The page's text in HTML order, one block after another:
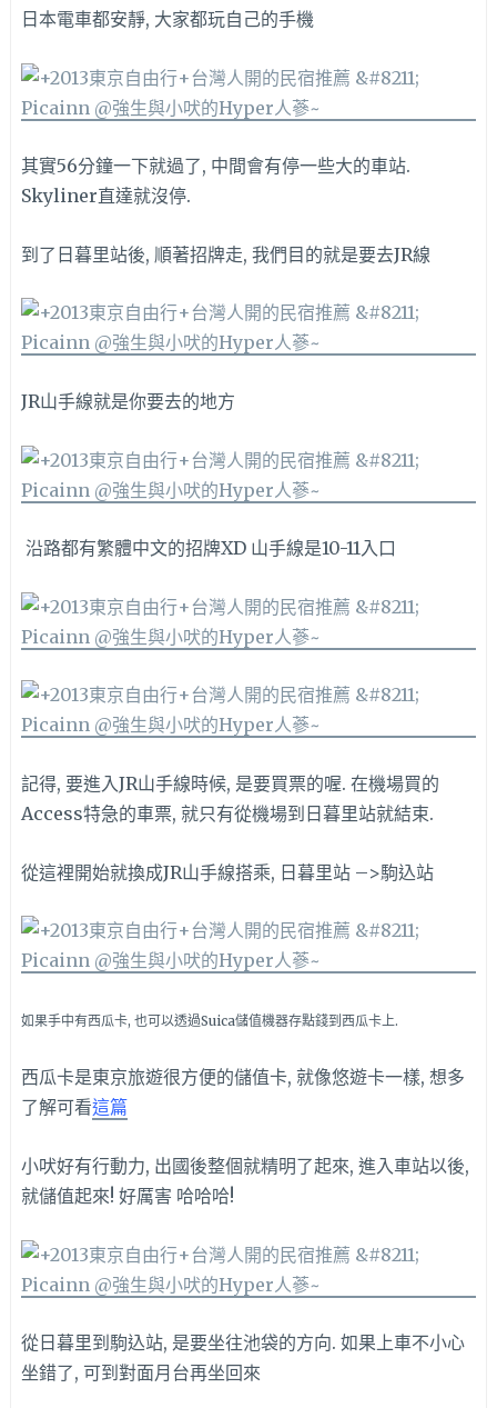
日本電車都安靜, 大家都玩自己的手機
其實56分鐘一下就過了, 中間會有停一些大的車站.
Skyliner直達就沒停.
到了日暮里站後, 順著招牌走, 我們目的就是要去JR線
JR山手線就是你要去的地方
沿路都有繁體中文的招牌XD 山手線是10-11入口
記得, 要進入JR山手線時候, 是要買票的喔. 在機場買的
Access特急的車票, 就只有從機場到日暮里站就結束.
從這裡開始就換成JR山手線搭乘, 日暮里站 –>駒込站
如果手中有西瓜卡, 也可以透過Suica儲值機器存點錢到西瓜卡上.
西瓜卡是東京旅遊很方便的儲值卡, 就像悠遊卡一樣, 想多
了解可看這篇
小吠好有行動力, 出國後整個就精明了起來, 進入車站以後,
就儲值起來! 好厲害 哈哈哈!
從日暮里到駒込站, 是要坐往池袋的方向. 如果上車不小心
坐錯了, 可到對面月台再坐回來